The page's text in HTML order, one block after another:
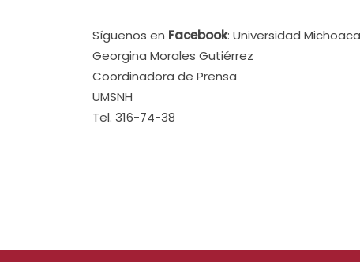
Síguenos en Facebook: Universidad
Georgina Morales Gutiérrez
Coordinadora de Prensa
UMSNH
Tel. 316-74-38